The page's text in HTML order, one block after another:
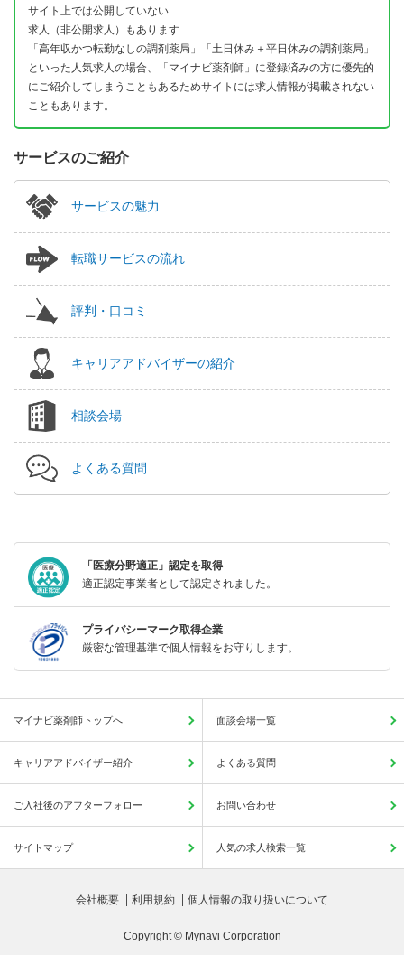
サイト上では公開していない
求人（非公開求人）もあります
「高年収かつ転勤なしの調剤薬局」「土日休み＋平日休みの調剤薬局」
といった人気求人の場合、「マイナビ薬剤師」に登録済みの方に優先的
にご紹介してしまうこともあるためサイトには求人情報が掲載されない
こともあります。
サービスのご紹介
サービスの魅力
転職サービスの流れ
評判・口コミ
キャリアアドバイザーの紹介
相談会場
よくある質問
「医療分野適正」認定を取得
適正認定事業者として認定されました。
プライバシーマーク取得企業
厳密な管理基準で個人情報をお守りします。
マイナビ薬剤師トップへ 面談会場一覧
キャリアアドバイザー紹介 よくある質問
ご入社後のアフターフォロー お問い合わせ
サイトマップ 人気の求人検索一覧
会社概要 利用規約 個人情報の取り扱いについて
Copyright © Mynavi Corporation